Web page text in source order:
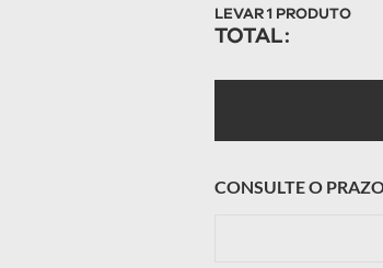
LEVAR 1 PRODUTO
TOTAL: